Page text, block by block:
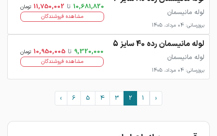
لوله مانیسمان
بروزرسانی: 04 مرداد، 1405
10,681,820 تا 11,750,002 تومان
مشاهده فروشندگان
لوله مانیسمان رده 40 سایز 5
لوله مانیسمان
بروزرسانی: 04 مرداد، 1405
9,320,000 تا 10,950,005 تومان
مشاهده فروشندگان
‹
1
2
3
4
5
6
›